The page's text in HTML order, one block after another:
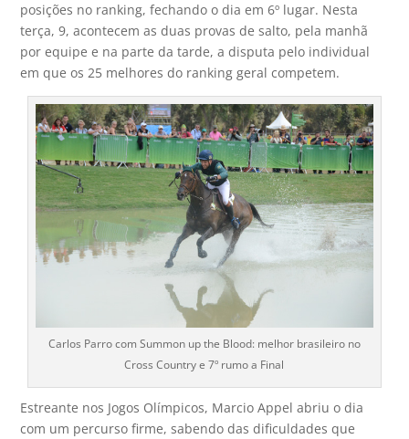
posições no ranking, fechando o dia em 6º lugar. Nesta
terça, 9, acontecem as duas provas de salto, pela manhã
por equipe e na parte da tarde, a disputa pelo individual
em que os 25 melhores do ranking geral competem.
Carlos Parro com Summon up the Blood: melhor brasileiro no
Cross Country e 7º rumo a Final
Estreante nos Jogos Olímpicos, Marcio Appel abriu o dia
com um percurso firme, sabendo das dificuldades que